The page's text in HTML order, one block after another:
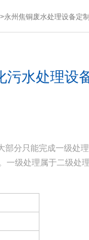
永州焦铜废水处理设备定
污水处理设
部分只能完成一级处
级处理属于二级处理
物质)，去除率可达